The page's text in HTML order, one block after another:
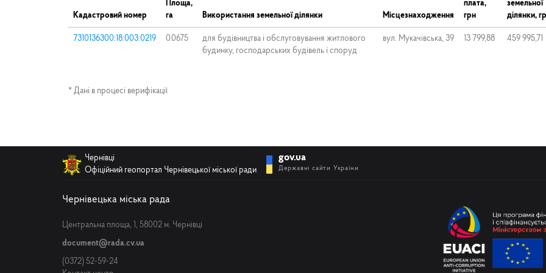
Кадастровий номер
Площа,
га
Використання земельної ділянки Місцезнаходження
плата,
грн
земельної
ділянки,
7310136300:18:003:0219 0.0675
для будівництва і обслуговування житлового
будинку, господарських будівель і споруд
вул. Мукачівська, 39 13 799,88 459 995,71
* Дані в процесі верифікації
Чернівці
Офіційний геопортал Чернівецької міської ради
gov.ua
Державні сайти України
Чернівецька міська рада
Центральна площа, 1, 58002 м. Чернівці
document@rada.cv.ua
(0372) 52-59-24